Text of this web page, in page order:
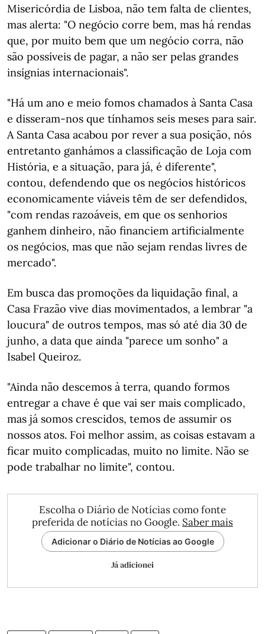
Misericórdia de Lisboa, não tem falta de clientes,
mas alerta: "O negócio corre bem, mas há rendas
que, por muito bem que um negócio corra, não
são possíveis de pagar, a não ser pelas grandes
insígnias internacionais".
"Há um ano e meio fomos chamados à Santa Casa
e disseram-nos que tínhamos seis meses para sair.
A Santa Casa acabou por rever a sua posição, nós
entretanto ganhámos a classificação de Loja com
História, e a situação, para já, é diferente",
contou, defendendo que os negócios históricos
economicamente viáveis têm de ser defendidos,
"com rendas razoáveis, em que os senhorios
ganhem dinheiro, não financiem artificialmente
os negócios, mas que não sejam rendas livres de
mercado".
Em busca das promoções da liquidação final, a
Casa Frazão vive dias movimentados, a lembrar "a
loucura" de outros tempos, mas só até dia 30 de
junho, a data que ainda "parece um sonho" a
Isabel Queiroz.
"Ainda não descemos à terra, quando formos
entregar a chave é que vai ser mais complicado,
mas já somos crescidos, temos de assumir os
nossos atos. Foi melhor assim, as coisas estavam a
ficar muito complicadas, muito no limite. Não se
pode trabalhar no limite", contou.
Escolha o Diário de Notícias como fonte
preferida de notícias no Google. Saber mais
Adicionar o Diário de Notícias ao Google
Já adicionei